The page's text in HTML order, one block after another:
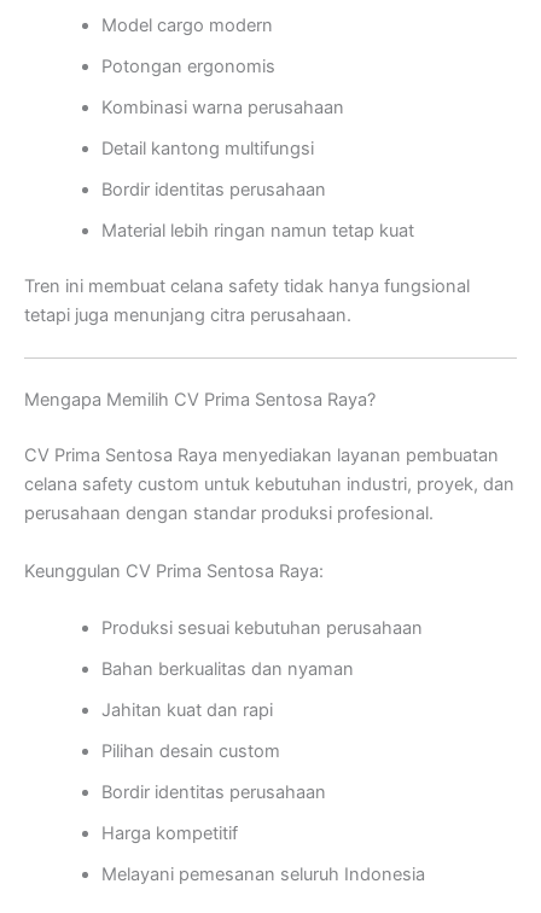
Model cargo modern
Potongan ergonomis
Kombinasi warna perusahaan
Detail kantong multifungsi
Bordir identitas perusahaan
Material lebih ringan namun tetap kuat
Tren ini membuat celana safety tidak hanya fungsional
tetapi juga menunjang citra perusahaan.
Mengapa Memilih CV Prima Sentosa Raya?
CV Prima Sentosa Raya menyediakan layanan pembuatan
celana safety custom untuk kebutuhan industri, proyek, dan
perusahaan dengan standar produksi profesional.
Keunggulan CV Prima Sentosa Raya:
Produksi sesuai kebutuhan perusahaan
Bahan berkualitas dan nyaman
Jahitan kuat dan rapi
Pilihan desain custom
Bordir identitas perusahaan
Harga kompetitif
Melayani pemesanan seluruh Indonesia